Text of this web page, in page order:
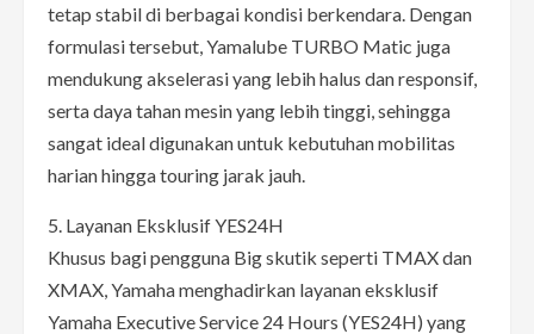
tetap stabil di berbagai kondisi berkendara. Dengan
formulasi tersebut, Yamalube TURBO Matic juga
mendukung akselerasi yang lebih halus dan responsif,
serta daya tahan mesin yang lebih tinggi, sehingga
sangat ideal digunakan untuk kebutuhan mobilitas
harian hingga touring jarak jauh.
5. Layanan Eksklusif YES24H
Khusus bagi pengguna Big skutik seperti TMAX dan
XMAX, Yamaha menghadirkan layanan eksklusif
Yamaha Executive Service 24 Hours (YES24H) yang